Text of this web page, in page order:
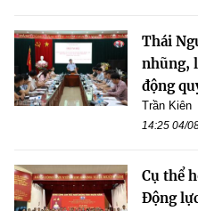
Thái
nhũng,
động
Trần Kiên
14:25 04/
Cụ thể
Động